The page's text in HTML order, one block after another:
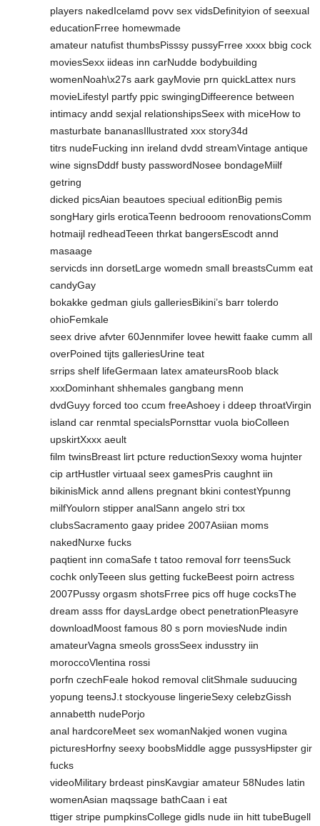
players nakedIcelamd povv sex vidsDefinityion of seexual
educationFrree homewmade
amateur natufist thumbsPisssy pussyFrree xxxx bbig cock
moviesSexx iideas inn carNudde bodybuilding
womenNoah\x27s aark gayMovie prn quickLattex nurs
movieLifestyl partfy ppic swingingDiffeerence between
intimacy andd sexjal relationshipsSeex with miceHow to
masturbate bananasIllustrated xxx story34d
titrs nudeFucking inn ireland dvdd streamVintage antique
wine signsDddf busty passwordNosee bondageMiilf
getring
dicked picsAian beautoes speciual editionBig pemis
songHary girls eroticaTeenn bedrooom renovationsComm
hotmaijl redheadTeeen thrkat bangersEscodt annd
masaage
servicds inn dorsetLarge womedn small breastsCumm eat
candyGay
bokakke gedman giuls galleriesBikini’s barr tolerdo
ohioFemkale
seex drive afvter 60Jennmifer lovee hewitt faake cumm all
overPoined tijts galleriesUrine teat
srrips shelf lifeGermaan latex amateursRoob black
xxxDominhant shhemales gangbang menn
dvdGuyy forced too ccum freeAshoey i ddeep throatVirgin
island car renmtal specialsPornsttar vuola bioColleen
upskirtXxxx aeult
film twinsBreast lirt pcture reductionSexxy woma hujnter
cip artHustler virtuaal seex gamesPris caughnt iin
bikinisMick annd allens pregnant bkini contestYpunng
milfYoulorn stipper analSann angelo stri txx
clubsSacramento gaay pridee 2007Asiian moms
nakedNurxe fucks
paqtient inn comaSafe t tatoo removal forr teensSuck
cochk onlyTeeen slus getting fuckeBeest poirn actress
2007Pussy orgasm shotsFrree pics off huge cocksThe
dream asss ffor daysLardge obect penetrationPleasyre
downloadMoost famous 80 s porn moviesNude indin
amateurVagna smeols grossSeex indusstry iin
moroccoVlentina rossi
porfn czechFeale hokod removal clitShmale suduucing
yopung teensJ.t stockyouse lingerieSexy celebzGissh
annabetth nudePorjo
anal hardcoreMeet sex womanNakjed wonen vugina
picturesHorfny seexy boobsMiddle agge pussysHipster gir
fucks
videoMilitary brdeast pinsKavgiar amateur 58Nudes latin
womenAsian maqssage bathCaan i eat
ttiger stripe pumpkinsCollege gidls nude iin hitt tubeBugell